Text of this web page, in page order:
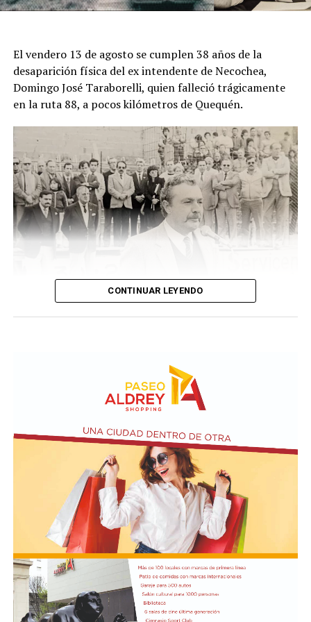
ese sector rural del partido de Mar Chiquita.
cuando un hombre que recorría la zona junto a sus
perros advirtió una bolsa ubicada junto a una zanja.
Alertado por el comportamiento de los animales, se
acercó y comprobó que contenía restos humanos. DIB
El vendero 13 de agosto se cumplen 38 años de la
desaparición física del ex intendente de Necochea,
Domingo José Taraborelli, quien falleció trágicamente
en la ruta 88, a pocos kilómetros de Quequén.
El vendero 13 de agosto se cumplen 38 años de la
desaparición física del ex intendente de Necochea,
en la ruta 88, a pocos kilómetros de Quequén.
Junto con el intendente de Necochea habían muerto
tres docentes que, luego se supo, habían subido a su
automóvil pocos kilómetros antes, donde se hallaban
haciendo dedo. La colisión frontal resultó letal: sólo
sobrevivió el chofer del camión.
El hall del Palacio Comunal fue el lugar donde velaron
sus restos y ante el cual desfiló todo el arco político de
aquel momento, incluyendo a la camada de jóvenes que
habían dado sus primeros pasos en el peronismo, bajo
CONTINUAR LEYENDO